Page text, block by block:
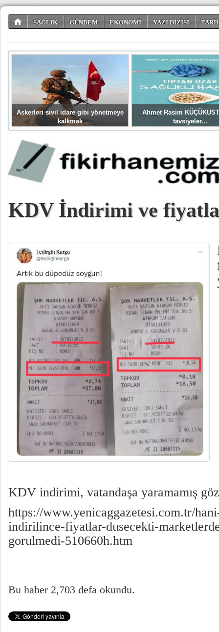
SAĞLIK GÜNDEM EKONOMİ YAZI DİZİSİ
Askerleri sivil idare gibi yönetmeye
kalkmak
Ahmet Rasim
tavsiyeler...
KDV İndirimi ve
KDV indirimi, vatandaşa yaramamış
https://www.yenicaggazetesi.com.tr/
indirilince-fiyatlar-dusecekti-
gorulmedi-510660h.htm
Bu haber 2,703 defa okundu.